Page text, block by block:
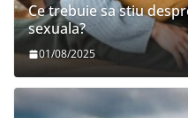
Ce trebuie sa stiu
sexuala?
01/08/2025